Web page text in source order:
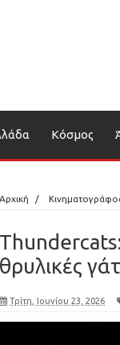
Κόσμος
Αρχική /
Thundercats:
θρυλικές
Τρίτη, Ιουνίου 23, 2026